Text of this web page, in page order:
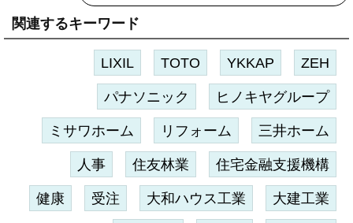
関連するキーワード
LIXIL TOTO YKKAP ZEH
パナソニック ヒノキヤグループ
ミサワホーム リフォーム 三井ホーム
人事 住友林業 住宅金融支援機構
健康 受注 大和ハウス工業 大建工業